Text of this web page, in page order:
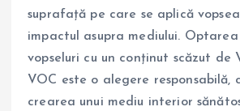
suprafață pe care se aplică
impactul asupra mediului.
vopseluri cu un conținut scăzut de
VOC este o alegere responsabilă,
crearea unui mediu interior